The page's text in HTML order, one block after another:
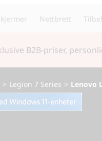
Nettbrett
| Handle tidlig og
> Legion 7 Series > Lenovo